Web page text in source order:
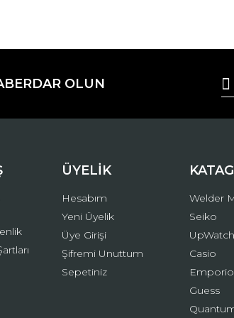
Yorum Yaz
Gönder
OLUN
ÜYELİK
Hesabım
Yeni Üyelik
Üye Girişi
Şifremi Unuttum
Sepetiniz
Welder
Seiko
UpWatch
Casio
Guess